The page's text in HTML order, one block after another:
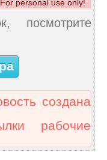
personal use only!
посмотрите
создана
рабочие